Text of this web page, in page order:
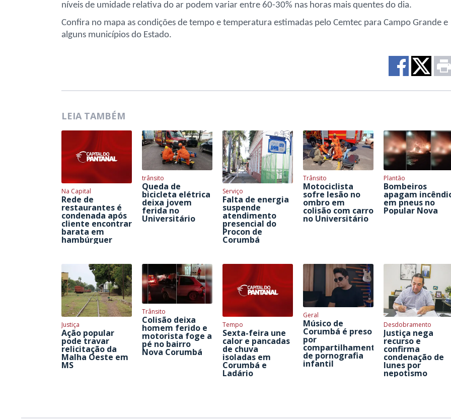
níveis de umidade relativa do ar podem variar entre 60-30% nas horas mais quentes do dia.
Confira no mapa as condições de tempo e temperatura estimadas pelo Cemtec para Campo Grande e
alguns municípios do Estado.
LEIA TAMBÉM
Na Capital
Rede de
restaurantes é
condenada após
cliente encontrar
barata em
hambúrguer
trânsito
Queda de
bicicleta elétrica
deixa jovem
ferida no
Universitário
Serviço
Falta de energia
suspende
atendimento
presencial do
Procon de
Corumbá
Trânsito
Motociclista
sofre lesão no
ombro em
colisão com carro
no Universitário
Plantão
Bombeiros
apagam
em pneus no
Popular Nova
Justiça
Ação popular
pode travar
relicitação da
Malha Oeste em
MS
Trânsito
Colisão deixa
homem ferido e
motorista foge a
pé no bairro
Nova Corumbá
Tempo
Sexta-feira une
calor e pancadas
de chuva
isoladas em
Corumbá e
Ladário
Geral
Músico de
Corumbá é preso
por
compartilhamento
de pornografia
infantil
Desdobramento
Justiça nega
recurso e
confirma
condenação de
Iunes por
nepotismo